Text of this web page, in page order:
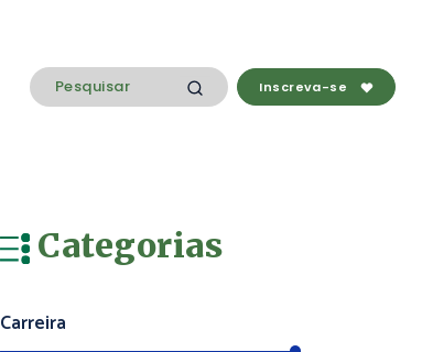
Inscreva-se
Categorias
Carreira